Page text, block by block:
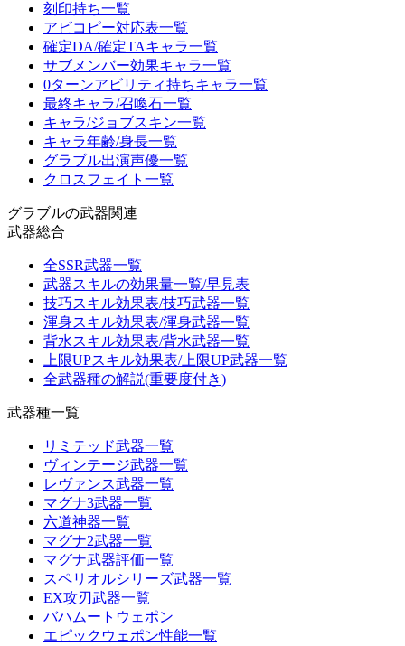
刻印持ち一覧
アビコピー対応表一覧
確定DA/確定TAキャラ一覧
サブメンバー効果キャラ一覧
0ターンアビリティ持ちキャラ一覧
最終キャラ/召喚石一覧
キャラ/ジョブスキン一覧
キャラ年齢/身長一覧
グラブル出演声優一覧
クロスフェイト一覧
グラブルの武器関連
武器総合
全SSR武器一覧
武器スキルの効果量一覧/早見表
技巧スキル効果表/技巧武器一覧
渾身スキル効果表/渾身武器一覧
背水スキル効果表/背水武器一覧
上限UPスキル効果表/上限UP武器一覧
全武器種の解説(重要度付き)
武器種一覧
リミテッド武器一覧
ヴィンテージ武器一覧
レヴァンス武器一覧
マグナ3武器一覧
六道神器一覧
マグナ2武器一覧
マグナ武器評価一覧
スペリオルシリーズ武器一覧
EX攻刃武器一覧
バハムートウェポン
エピックウェポン性能一覧